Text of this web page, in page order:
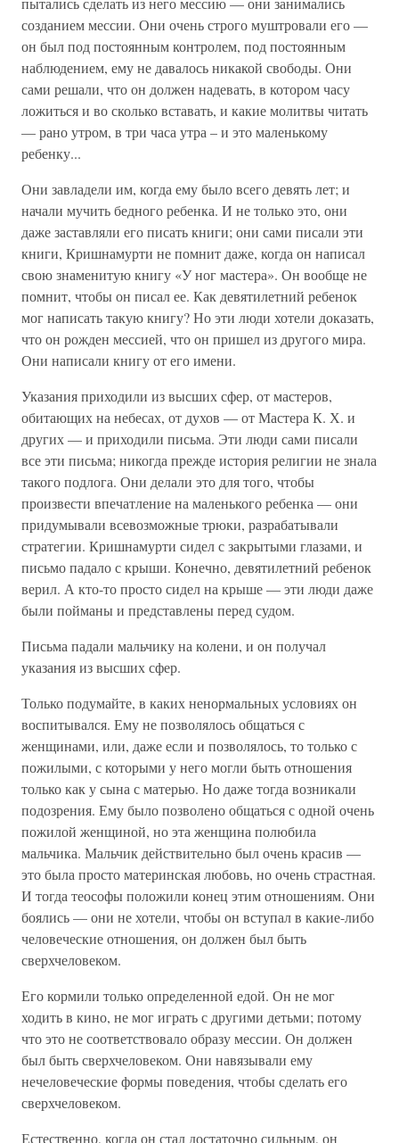
созданием мессии. Они очень строго муштровали его —
он был под постоянным контролем, под постоянным
наблюдением, ему не давалось никакой свободы. Они
сами решали, что он должен надевать, в котором часу
ложиться и во сколько вставать, и какие молитвы читать
— рано утром, в три часа утра – и это маленькому
ребенку...
Они завладели им, когда ему было всего девять лет; и
начали мучить бедного ребенка. И не только это, они
даже заставляли его писать книги; они сами писали эти
книги, Кришнамурти не помнит даже, когда он написал
свою знаменитую книгу «У ног мастера». Он вообще не
помнит, чтобы он писал ее. Как девятилетний ребенок
мог написать такую книгу? Но эти люди хотели доказать,
что он рожден мессией, что он пришел из другого мира.
Они написали книгу от его имени.
Указания приходили из высших сфер, от мастеров,
обитающих на небесах, от духов — от Мастера К. Х. и
других — и приходили письма. Эти люди сами писали
все эти письма; никогда прежде история религии не знала
такого подлога. Они делали это для того, чтобы
произвести впечатление на маленького ребенка — они
придумывали всевозможные трюки, разрабатывали
стратегии. Кришнамурти сидел с закрытыми глазами, и
письмо падало с крыши. Конечно, девятилетний ребенок
верил. А кто-то просто сидел на крыше — эти люди даже
были пойманы и представлены перед судом.
Письма падали мальчику на колени, и он получал
указания из высших сфер.
Только подумайте, в каких ненормальных условиях он
воспитывался. Ему не позволялось общаться с
женщинами, или, даже если и позволялось, то только с
пожилыми, с которыми у него могли быть отношения
только как у сына с матерью. Но даже тогда возникали
подозрения. Ему было позволено общаться с одной очень
пожилой женщиной, но эта женщина полюбила
мальчика. Мальчик действительно был очень красив —
это была просто материнская любовь, но очень страстная.
И тогда теософы положили конец этим отношениям. Они
боялись — они не хотели, чтобы он вступал в какие-либо
человеческие отношения, он должен был быть
сверхчеловеком.
Его кормили только определенной едой. Он не мог
ходить в кино, не мог играть с другими детьми; потому
что это не соответствовало образу мессии. Он должен
был быть сверхчеловеком. Они навязывали ему
нечеловеческие формы поведения, чтобы сделать его
сверхчеловеком.
Естественно, когда он стал достаточно сильным, он